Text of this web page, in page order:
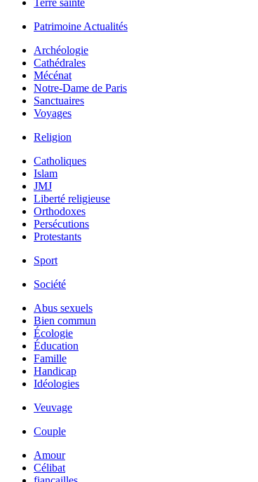
Terre sainte
Patrimoine Actualités
Archéologie
Cathédrales
Mécénat
Notre-Dame de Paris
Sanctuaires
Voyages
Religion
Catholiques
Islam
JMJ
Liberté religieuse
Orthodoxes
Persécutions
Protestants
Sport
Société
Abus sexuels
Bien commun
Écologie
Éducation
Famille
Handicap
Idéologies
Veuvage
Couple
Amour
Célibat